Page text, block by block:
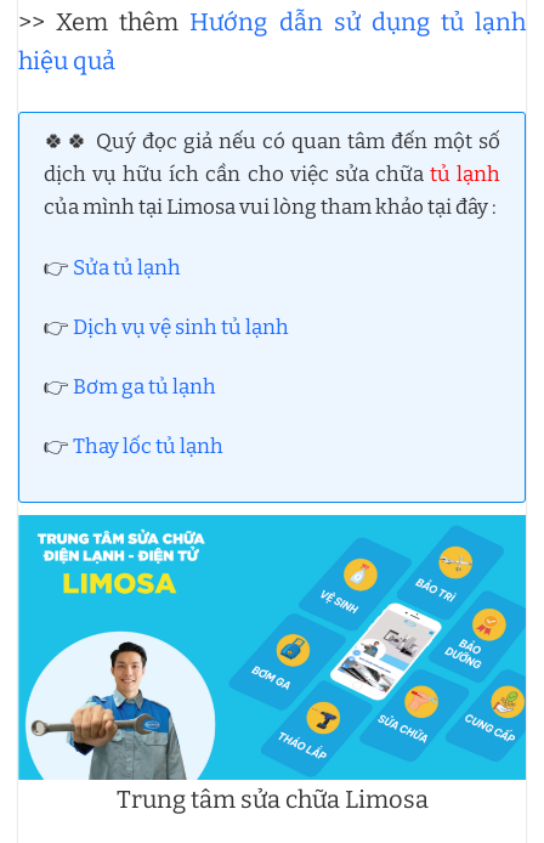
>> Xem thêm Hướng dẫn sử dụng tủ lạnh
hiệu quả
🍀🍀 Quý đọc giả nếu có quan tâm đến một số
dịch vụ hữu ích cần cho việc sửa chữa tủ lạnh
của mình tại Limosa vui lòng tham khảo tại đây :
👉 Sửa tủ lạnh
👉Dịch vụ vệ sinh tủ lạnh
👉Bơm ga tủ lạnh
👉Thay lốc tủ lạnh
Trung tâm sửa chữa Limosa